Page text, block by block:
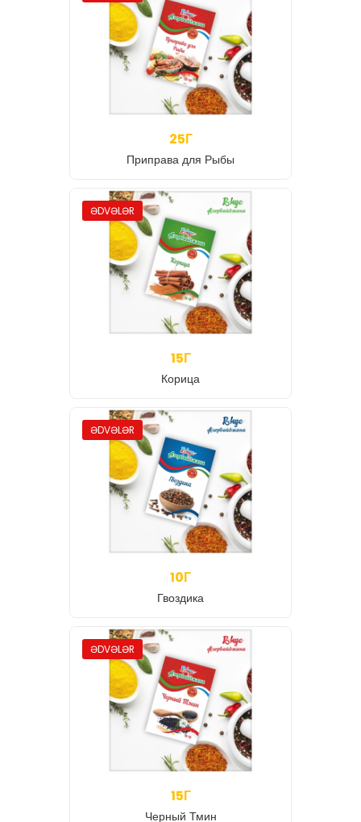
25Г
Приправа для Рыбы
ƏDVƏLƏR
15Г
Корица
ƏDVƏLƏR
10Г
Гвоздика
ƏDVƏLƏR
15Г
Черный Тмин